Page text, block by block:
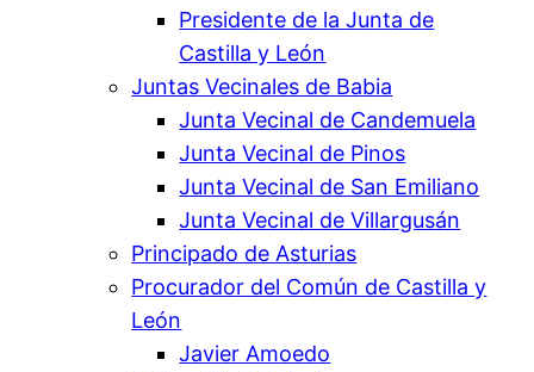
Presidente de la Junta de
Castilla y León
Juntas Vecinales de Babia
Junta Vecinal de Candemuela
Junta Vecinal de Pinos
Junta Vecinal de San Emiliano
Junta Vecinal de Villargusán
Principado de Asturias
Procurador del Común de Castilla y
León
Javier Amoedo